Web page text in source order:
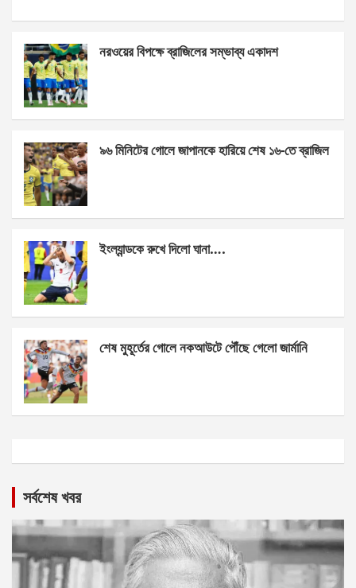
b
o
o
k
n
g
er
s
p
e
নরওয়ের বিপক্ষে ব্রাজিলের সম্ভাব্য একাদশ
৯৬ মিনিটের গোলে জাপানকে হারিয়ে শেষ ১৬-তে ব্রাজিল
ইংল্যান্ডকে রুখে দিলো ঘানা….
শেষ মুহূর্তের গোলে নকআউটে পৌঁছে গেলো জার্মানি
সর্বশেষ খবর